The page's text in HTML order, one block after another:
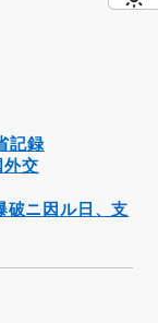
記録
交
破ニ因ル日、支